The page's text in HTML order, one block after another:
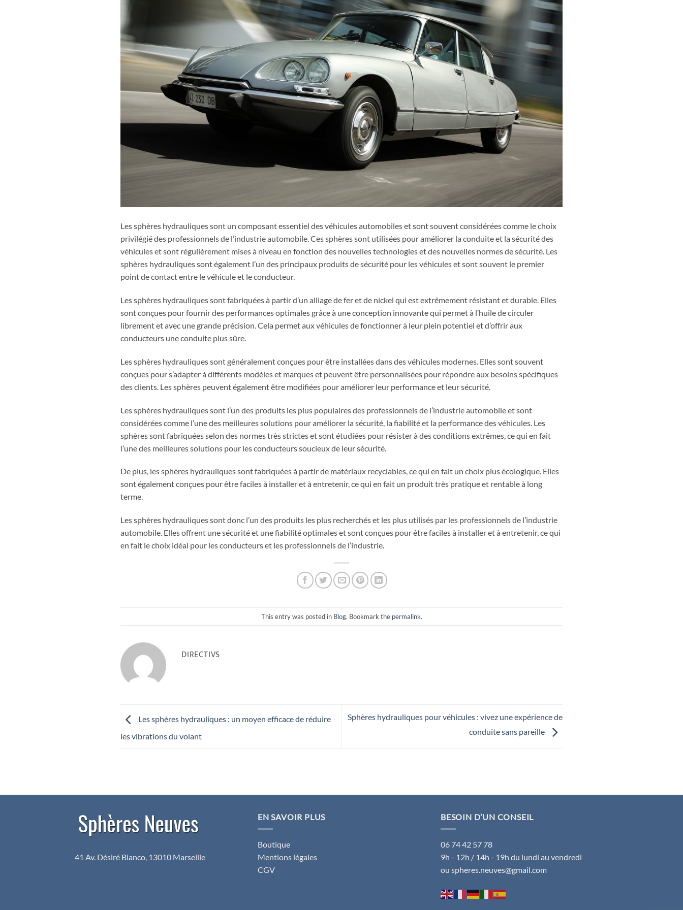
Les sphères hydrauliques sont un composant essentiel des véhicules automobiles et sont souvent considérées comme le choix
privilégié des professionnels de l’industrie automobile. Ces sphères sont utilisées pour améliorer la conduite et la sécurité des
véhicules et sont régulièrement mises à niveau en fonction des nouvelles technologies et des nouvelles normes de sécurité. Les
sphères hydrauliques sont également l’un des principaux produits de sécurité pour les véhicules et sont souvent le premier
point de contact entre le véhicule et le conducteur.
Les sphères hydrauliques sont fabriquées à partir d’un alliage de fer et de nickel qui est extrêmement résistant et durable. Elles
sont conçues pour fournir des performances optimales grâce à une conception innovante qui permet à l’huile de circuler
librement et avec une grande précision. Cela permet aux véhicules de fonctionner à leur plein potentiel et d’offrir aux
conducteurs une conduite plus sûre.
Les sphères hydrauliques sont généralement conçues pour être installées dans des véhicules modernes. Elles sont souvent
conçues pour s’adapter à différents modèles et marques et peuvent être personnalisées pour répondre aux besoins spécifiques
des clients. Les sphères peuvent également être modifiées pour améliorer leur performance et leur sécurité.
Les sphères hydrauliques sont l’un des produits les plus populaires des professionnels de l’industrie automobile et sont
considérées comme l’une des meilleures solutions pour améliorer la sécurité, la fiabilité et la performance des véhicules. Les
sphères sont fabriquées selon des normes très strictes et sont étudiées pour résister à des conditions extrêmes, ce qui en fait
l’une des meilleures solutions pour les conducteurs soucieux de leur sécurité.
De plus, les sphères hydrauliques sont fabriquées à partir de matériaux recyclables, ce qui en fait un choix plus écologique. Elles
sont également conçues pour être faciles à installer et à entretenir, ce qui en fait un produit très pratique et rentable à long
terme.
Les sphères hydrauliques sont donc l’un des produits les plus recherchés et les plus utilisés par les professionnels de l’industrie
automobile. Elles offrent une sécurité et une fiabilité optimales et sont conçues pour être faciles à installer et à entretenir, ce qui
en fait le choix idéal pour les conducteurs et les professionnels de l’industrie.
This entry was posted in Blog. Bookmark the permalink.
DIRECTIVS
Les sphères hydrauliques : un moyen efficace de réduire
les vibrations du volant
Sphères hydrauliques pour véhicules : vivez une expérience de
conduite sans pareille
41 Av. Désiré Bianco, 13010 Marseille
EN SAVOIR PLUS
Boutique
Mentions légales
CGV
BESOIN D’UN CONSEIL
06 74 42 57 78
9h - 12h / 14h - 19h du lundi au vendredi
ou spheres.neuves@gmail.com